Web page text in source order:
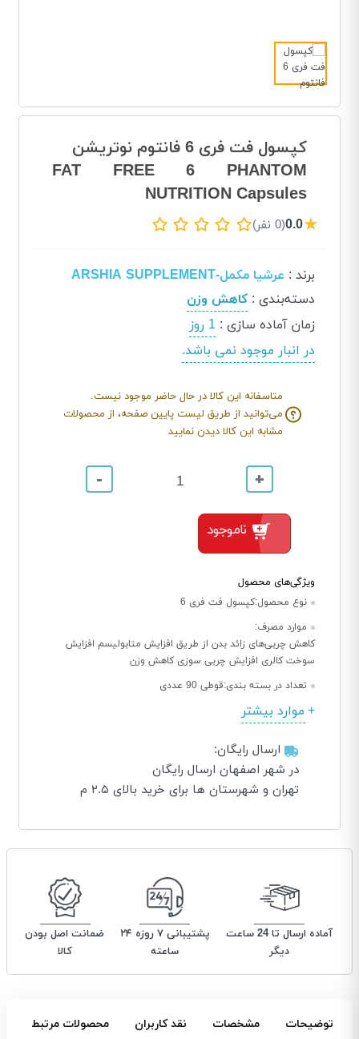
کپسول فت فری 6 فانتوم نوتریشن
FAT FREE 6 PHANTOM
NUTRITION Capsules
★
0.0(0 نفر)
برند : عرشیا مکمل-ARSHIA SUPPLEMENT
دسته‌بندی :کاهش وزن
زمان آماده سازی :1 روز
در انبار موجود نمی باشد.
متاسفانه این کالا در حال حاضر موجود نیست.
می‌توانید از طریق لیست پایین صفحه، از محصولات
مشابه این کالا دیدن نمایید
+
-
ناموجود
ویژگی‌های محصول
نوع محصول:کپسول فت فری 6
موارد مصرف:
کاهش چربی‌های زائد بدن از طریق افزایش متابولیسم افزایش
سوخت کالری افزایش چربی سوزی کاهش وزن
تعداد در بسته بندی:قوطی 90 عددی
موارد بیشتر
ارسال رایگان:
در شهر اصفهان ارسال رایگان
تهران و شهرستان ها برای خرید بالای ۲.۵ م
آماده ارسال تا 24 ساعت
دیگر
پشتیبانی ۷ روزه ۲۴
ساعته
ضمانت اصل بودن
کالا
توضیحات مشخصات نقد کاربران محصولات مرتبط